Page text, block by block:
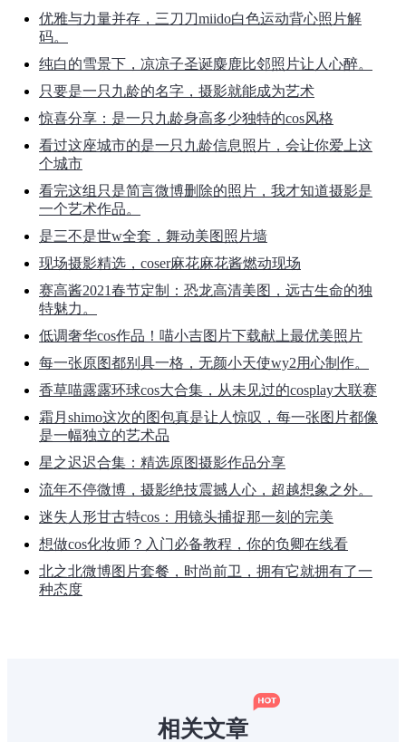
优雅与力量并存，三刀刀miido白色运动背心照片解
码。
纯白的雪景下，凉凉子圣诞麋鹿比邻照片让人心醉。
只要是一只九龄的名字，摄影就能成为艺术
惊喜分享：是一只九龄身高多少独特的cos风格
看过这座城市的是一只九龄信息照片，会让你爱上这
个城市
看完这组只是简言微博删除的照片，我才知道摄影是
一个艺术作品。
是三不是世w全套，舞动美图照片墙
现场摄影精选，coser麻花麻花酱燃动现场
赛高酱2021春节定制：恐龙高清美图，远古生命的独
特魅力。
低调奢华cos作品！喵小吉图片下载献上最优美照片
每一张原图都别具一格，无颜小天使wy2用心制作。
香草喵露露环球cos大合集，从未见过的cosplay大联赛
霜月shimo这次的图包真是让人惊叹，每一张图片都像
是一幅独立的艺术品
星之迟迟合集：精选原图摄影作品分享
流年不停微博，摄影绝技震撼人心，超越想象之外。
迷失人形甘古特cos：用镜头捕捉那一刻的完美
想做cos化妆师？入门必备教程，你的负卿在线看
北之北微博图片套餐，时尚前卫，拥有它就拥有了一
种态度
相关文章